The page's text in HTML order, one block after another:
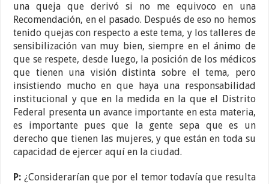
una queja que derivó si no me equivoco en una
Recomendación, en el pasado. Después de eso no hemos
tenido quejas con respecto a este tema, y los talleres de
sensibilización van muy bien, siempre en el ánimo de
que se respete, desde luego, la posición de los médicos
que tienen una visión distinta sobre el tema, pero
insistiendo mucho en que haya una responsabilidad
institucional y que en la medida en la que el Distrito
Federal presenta un avance importante en esta materia,
es importante pues que la gente sepa que es un
derecho que tienen las mujeres, y que están en toda su
capacidad de ejercer aquí en la ciudad.
P: ¿Considerarían que por el temor todavía que resulta